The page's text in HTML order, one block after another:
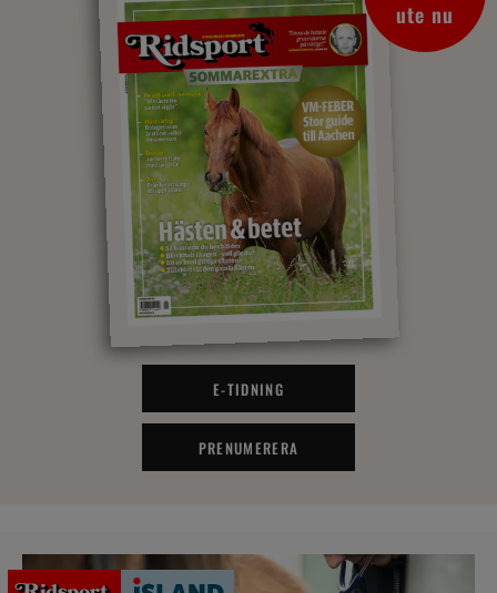
ute nu
E-TIDNING
PRENUMERERA